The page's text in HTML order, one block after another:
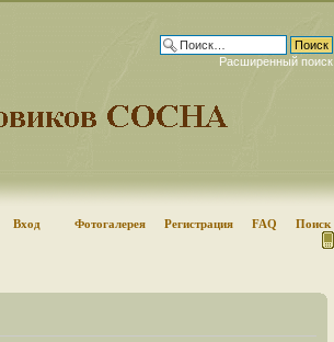
Расширенный поиск
Вход Фотогалерея Регистрация FAQ Поиск